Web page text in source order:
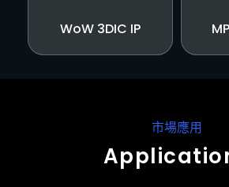
WoW 3DIC IP
市場應用